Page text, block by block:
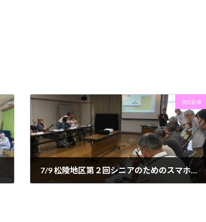
次の記事
7/9 松陵地区第２回シニアのためのスマホ教室開催